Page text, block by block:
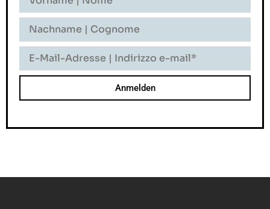
Nome
Nachname
Cognome
E-
Mail-
Adresse
-
E-